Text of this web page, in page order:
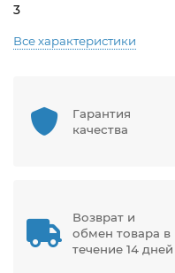
3
Все характеристики
Гарантия
качества
Возврат и
обмен товара в
течение 14 дней